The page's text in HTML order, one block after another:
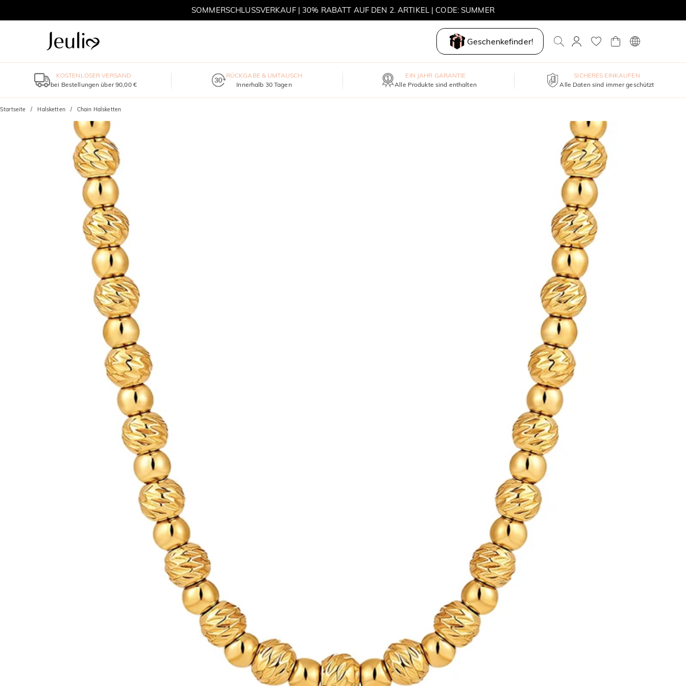
SOMMERSCHLUSSVERKAUF | 30% RABATT AUF DEN 2. ARTIKEL | CODE: SUMMER
Geschenkefinder!
KOSTENLOSER VERSAND
bei Bestellungen über 90,00 €
RÜCKGABE & UMTAUSCH
Innerhalb 30 Tagen
EIN JAHR GARANTIE
Alle Produkte sind enthalten
SICHERES EINKAUFEN
Alle Daten sind immer geschützt
Startseite Halsketten Chain Halsketten